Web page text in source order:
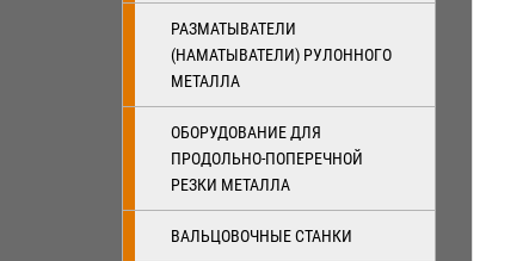
РАЗМАТЫВАТЕЛИ
(НАМАТЫВАТЕЛИ) РУЛОННОГО
МЕТАЛЛА
ОБОРУДОВАНИЕ ДЛЯ
ПРОДОЛЬНО-ПОПЕРЕЧНОЙ
РЕЗКИ МЕТАЛЛА
ВАЛЬЦОВОЧНЫЕ СТАНКИ